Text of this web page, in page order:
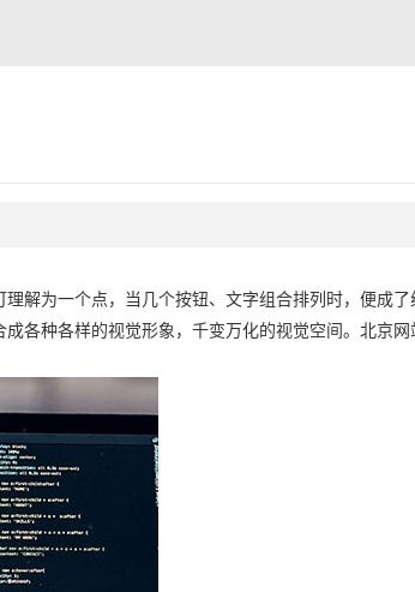
解为一个点，当几个按钮、文字组合排列时，便成
各种各样的视觉形象，千变万化的视觉空间。北京